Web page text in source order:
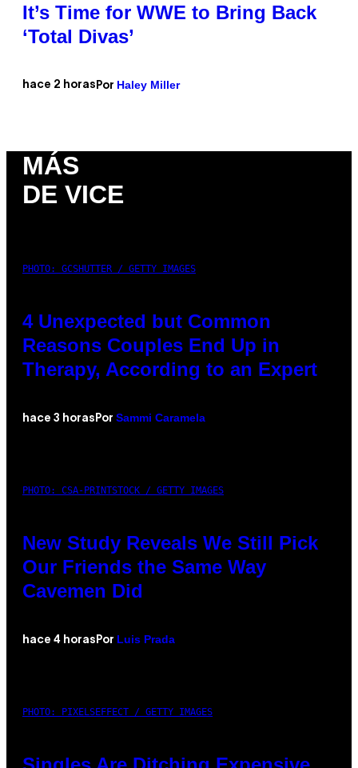
It’s Time for WWE to Bring Back
‘Total Divas’
hace 2 horas Por Haley Miller
MÁS
DE VICE
PHOTO: GCSHUTTER / GETTY IMAGES
4 Unexpected but Common
Reasons Couples End Up in
Therapy, According to an Expert
hace 3 horas Por Sammi Caramela
PHOTO: CSA-PRINTSTOCK / GETTY IMAGES
New Study Reveals We Still Pick
Our Friends the Same Way
Cavemen Did
hace 4 horas Por Luis Prada
PHOTO: PIXELSEFFECT / GETTY IMAGES